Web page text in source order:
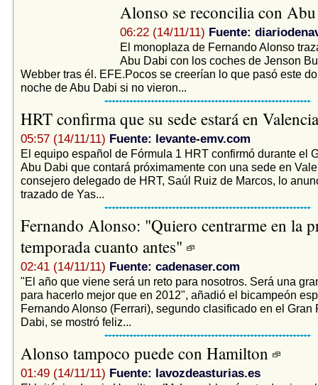
Alonso se reconcilia con
06:22 (14/11/11) Fuente:
El monoplaza de Fernando Alonso
Abu Dabi con los coches de Jenson
Webber tras él. EFE.Pocos se creerían lo que pasó este
noche de Abu Dabi si no vieron...
HRT confirma que su sede estará en
05:57 (14/11/11) Fuente: levante-emv.com
El equipo español de Fórmula 1 HRT confirmó durante el
Abu Dabi que contará próximamente con una sede en
consejero delegado de HRT, Saúl Ruiz de Marcos, lo
trazado de Yas...
Fernando Alonso: "Quiero centrarme en la
temporada cuanto antes"
02:41 (14/11/11) Fuente: cadenaser.com
"El año que viene será un reto para nosotros. Será una
para hacerlo mejor que en 2012", añadió el bicampeón
Fernando Alonso (Ferrari), segundo clasificado en el Gran
Dabi, se mostró feliz...
Alonso tampoco puede con Hamilton
01:49 (14/11/11) Fuente: lavozdeasturias.es